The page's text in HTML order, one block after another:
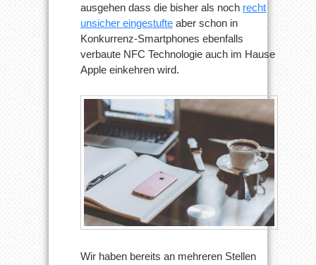
ausgehen dass die bisher als noch recht
unsicher eingestufte aber schon in
Konkurrenz-Smartphones ebenfalls
verbaute NFC Technologie auch im Hause
Apple einkehren wird.
Wir haben bereits an mehreren Stellen